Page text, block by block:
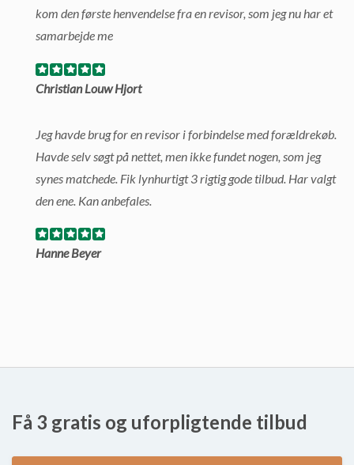
kom den første henvendelse fra en revisor, som jeg nu har et
samarbejde me
Christian Louw Hjort
Jeg havde brug for en revisor i forbindelse med forældrekøb.
Havde selv søgt på nettet, men ikke fundet nogen, som jeg
synes matchede. Fik lynhurtigt 3 rigtig gode tilbud. Har valgt
den ene. Kan anbefales.
Hanne Beyer
Få 3 gratis og uforpligtende tilbud